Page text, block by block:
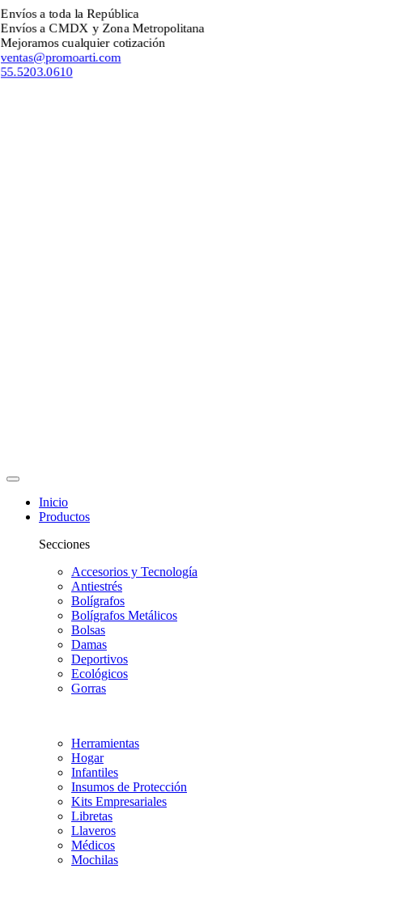
a toda la República
a CMDX y Zona Metropolitana
cualquier cotización
Inicio
Productos
Secciones
Accesorios y Tecnología
Antiestrés
Bolígrafos
Bolígrafos Metálicos
Bolsas
Damas
Deportivos
Ecológicos
Gorras
Herramientas
Hogar
Infantiles
Insumos de Protección
Kits Empresariales
Libretas
Llaveros
Médicos
Mochilas